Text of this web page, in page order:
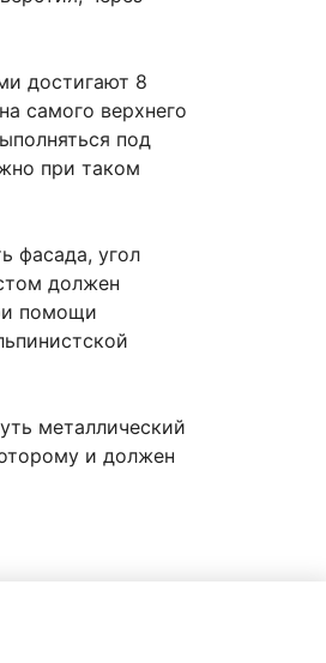
достигают 8
самого верхнего
под
при таком
фасада, угол
должен
помощи
металлический
и должен